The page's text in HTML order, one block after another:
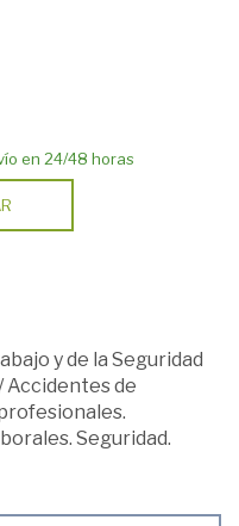
en 24/48 horas
y de la Seguridad
Accidentes de
Seguridad.